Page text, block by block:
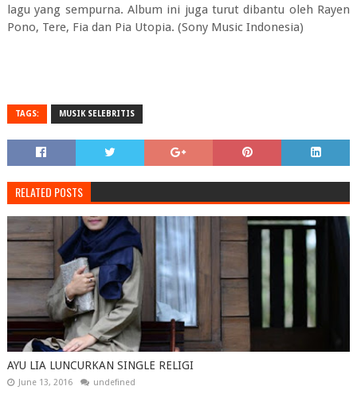
lagu yang sempurna. Album ini juga turut dibantu oleh Rayen
Pono, Tere, Fia dan Pia Utopia. (Sony Music Indonesia)
TAGS: MUSIK SELEBRITIS
RELATED POSTS
AYU LIA LUNCURKAN SINGLE RELIGI
June 13, 2016 undefined